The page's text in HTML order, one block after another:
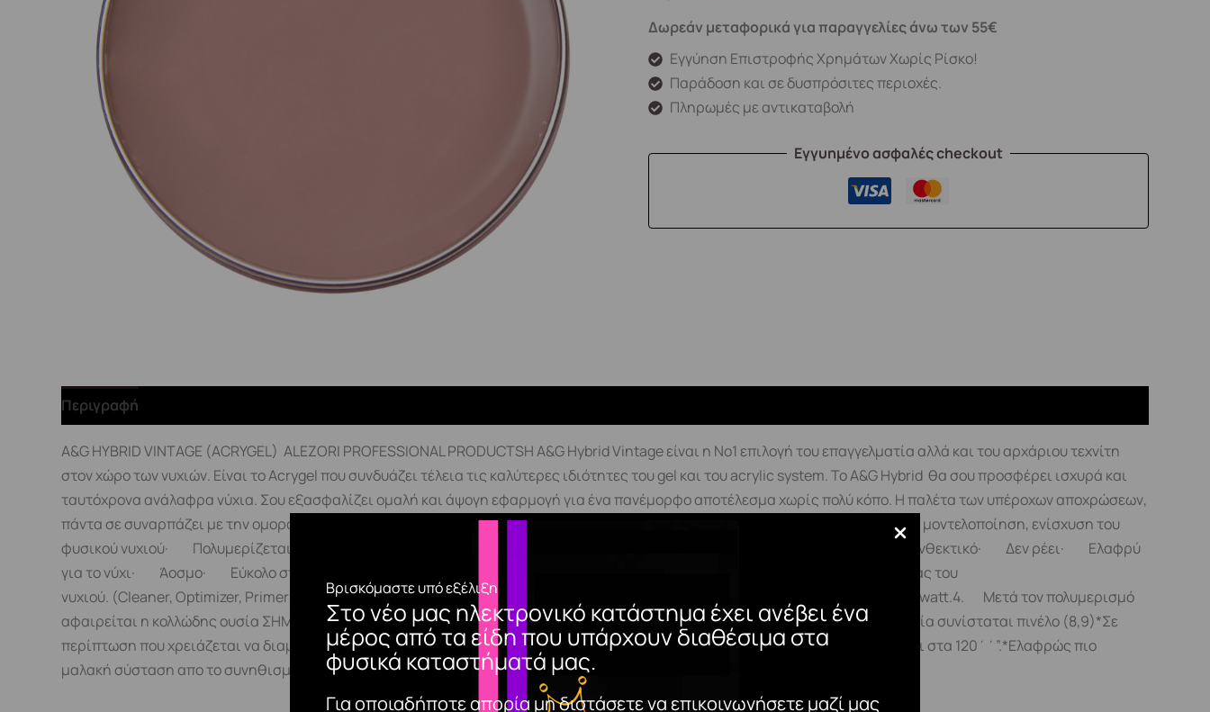
Βρισκόμαστε υπό εξέλιξη
Στο νέο μας ηλεκτρονικό κατάστημα έχει ανέβει ένα
μέρος από τα είδη που υπάρχουν διαθέσιμα στα
φυσικά καταστήματά μας.
Για οποιαδήποτε απορία μη διστάσετε να επικοινωνήσετε μαζί μας
Δωρεάν μεταφορικά για παραγγελίες άνω των 55€
Εγγύηση Επιστροφής Χρημάτων Χωρίς Ρίσκο!
Παράδοση και σε δυσπρόσιτες περιοχές.
Πληρωμές με αντικαταβολή
Εγγυημένο ασφαλές checkout
Περιγραφή
A&G HYBRID VINTAGE (ACRYGEL) ALEZORI PROFESSIONAL PRODUCTSΗ A&G Hybrid Vintage είναι η Nο1 επιλογή του επαγγελματία αλλά και του αρχάριου τεχνίτη
στον χώρο των νυχιών. Είναι το Acrygel που συνδυάζει τέλεια τις καλύτερες ιδιότητες του gel και του acrylic system. To A&G Hybrid θα σου προσφέρει ισχυρά και
ταυτόχρονα ανάλαφρα νύχια. Σου εξασφαλίζει ομαλή και άψογη εφαρμογή για ένα πανέμορφο αποτέλεσμα χωρίς πολύ κόπο. Η παλέτα των υπέροχων αποχρώσεων,
πάντα σε συναρπάζει με την ομορφιά της και το αποτέλεσμα ξεπερνά τις προσδοκίες. Χαρακτηριστικά· Ιδανικό για επέκταση, μοντελοποίηση, ενίσχυση του
φυσικού νυχιού· Πολυμερίζεται· Σκληρό μετά τον πολυμερισμό· Έχει κολλώδης ουσία· Δεν προκαλεί θερμότητα· Ανθεκτικό· Δεν ρέει· Ελαφρύ
για το νύχι· Άοσμο· Εύκολο στο λιμάρισμα Μέθοδος εφαρμογής1. Η τυπική διαδικασία προετοιμασίας της φυσικής πλάκας του
νυχιού. (Cleaner, Optimizer, Primer)2. Εφαρμόζεται μετά το Base Coat A&G hybrid 15ml.3. Πολυμερίζεται 60’’ σε λάμπα Led 48 watt.4. Μετά τον πολυμερισμό
αφαιρείται η κολλώδης ουσία ΣΗΜΑΝΤΙΚΟ!*Απαραίτητη εφαρμογή της Base Coat A&G hybrid 15ml.*Για γρήγορη και εύκολη εργασία συνίσταται πινέλο (8,9)*Σε
περίπτωση που χρειάζεται να διαμορφώσουμε το νύχι με περισσότερη ποσότητα για σωστή δομή του, ο πολυμερισμός αυξάνεται στα 120΄΄”.*Ελαφρώς πιο
μαλακή σύσταση απο το συνηθισμένο Acrygel-Alezori.